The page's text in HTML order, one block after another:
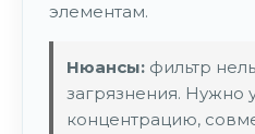
элементам.
Нюансы: фильтр
загрязнения. Нужно
концентрацию,